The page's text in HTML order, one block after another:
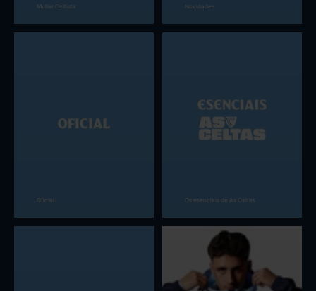
Muller Celtista Novidades
Oficial Os esenciais de As Celtas